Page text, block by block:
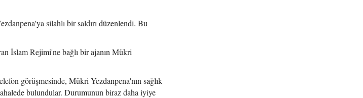
silahlı bir saldırı düzenlendi. Bu
İslam Rejimi'ne bağlı bir ajanın Mükri
görüşmesinde, Mükri Yezdanpena'nın sağlık
bulundular. Durumunun biraz daha iyiye